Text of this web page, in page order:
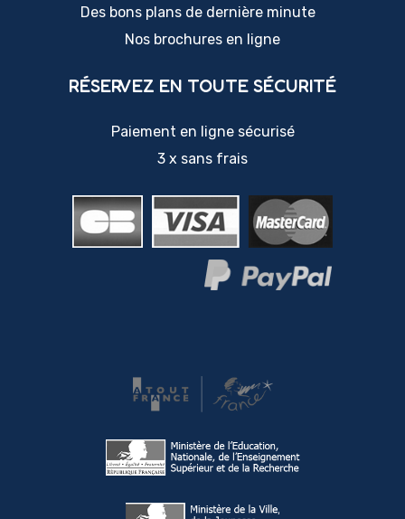
Des bons plans de dernière minute
Nos brochures en ligne
RÉSERVEZ EN TOUTE SÉCURITÉ
Paiement en ligne sécurisé
3 x sans frais